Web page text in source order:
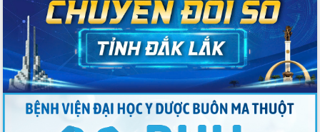
Đắk Lắk định vị thương hiệu du lịch
“Biển – Rừng – Cà phê” trong không
gian phát triển mới
Hội nghị chia sẻ kinh nghiệm, chuyển
giao kỹ thuật y tế, định hướng phát
triển chuyên sâu đến 2030
Chuyển đổi số mở ra không gian phát
triển trong lĩnh vực văn hóa, du lịch